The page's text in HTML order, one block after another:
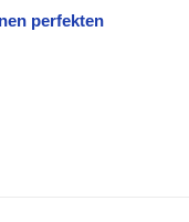
perfekten